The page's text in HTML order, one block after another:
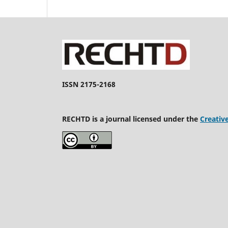
ISSN 2175-2168
RECHTD is a journal licensed under the